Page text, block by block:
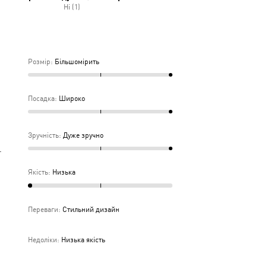
Ні (1)
Розмір: Більшомірить
Посадка: Широко
Зручність: Дуже зручно
Якість: Низька
Переваги: Стильний дизайн
Недоліки: Низька якість